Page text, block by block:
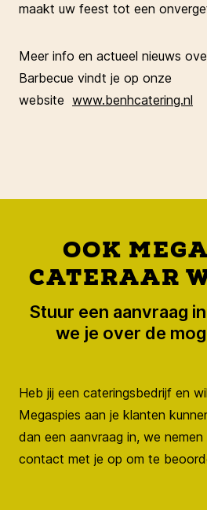
maakt uw feest tot een
Meer info en actueel nieuws
Barbecue vindt je op onze
website www.benhcatering.nl
OOK
CATERAAR
Stuur een aanvraag
we je over de
Heb jij een cateringsbedrijf en
Megaspies aan je klanten
dan een aanvraag in, we
contact met je op om te